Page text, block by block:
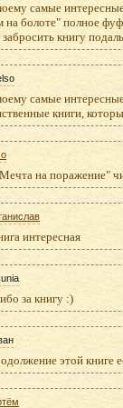
самые
на болоте" полное
забросить книгу
самые
книги,
на поражение"
интересная
за книгу :)
этой книге